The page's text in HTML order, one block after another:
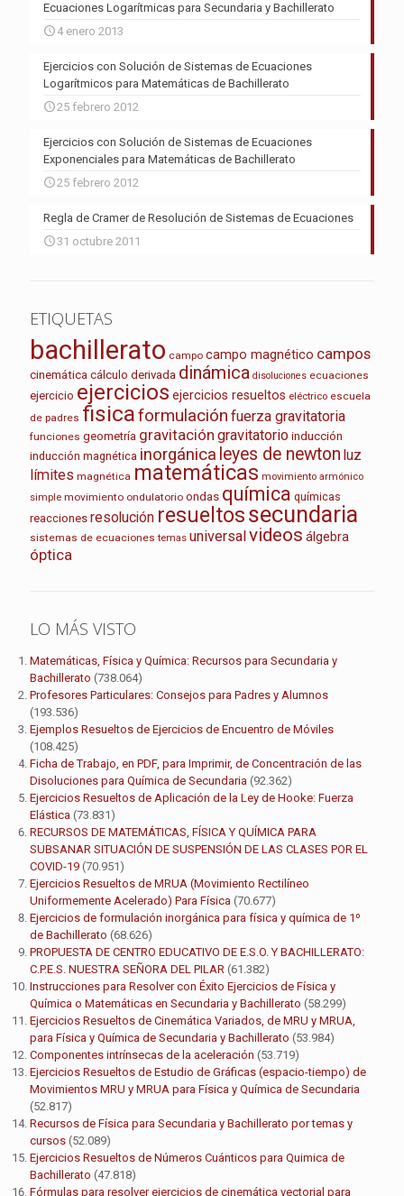
Ecuaciones Logarítmicas para Secundaria y Bachillerato
4 enero 2013
Ejercicios con Solución de Sistemas de Ecuaciones
Logarítmicos para Matemáticas de Bachillerato
25 febrero 2012
Ejercicios con Solución de Sistemas de Ecuaciones
Exponenciales para Matemáticas de Bachillerato
25 febrero 2012
Regla de Cramer de Resolución de Sistemas de Ecuaciones
31 octubre 2011
ETIQUETAS
bachillerato campo campo magnético campos
cinemática cálculo derivada dinámica disoluciones ecuaciones
ejercicio ejercicios ejercicios resueltos eléctrico escuela
de padres fisicaformulación fuerza gravitatoria
funciones geometría gravitación gravitatorio inducción
inducción magnética inorgánica leyes de newton luz
límites magnética matemáticas movimiento armónico
simple movimiento ondulatorio ondas química químicas
reacciones resolución resueltossecundaria
sistemas de ecuaciones temas universal videos álgebra
óptica
LO MÁS VISTO
Matemáticas, Física y Química: Recursos para Secundaria y
Bachillerato (738.064)
Profesores Particulares: Consejos para Padres y Alumnos
(193.536)
Ejemplos Resueltos de Ejercicios de Encuentro de Móviles
(108.425)
Ficha de Trabajo, en PDF, para Imprimir, de Concentración de las
Disoluciones para Química de Secundaria (92.362)
Ejercicios Resueltos de Aplicación de la Ley de Hooke: Fuerza
Elástica (73.831)
RECURSOS DE MATEMÁTICAS, FÍSICA Y QUÍMICA PARA
SUBSANAR SITUACIÓN DE SUSPENSIÓN DE LAS CLASES POR EL
COVID-19 (70.951)
Ejercicios Resueltos de MRUA (Movimiento Rectilíneo
Uniformemente Acelerado) Para Física (70.677)
Ejercicios de formulación inorgánica para física y química de 1º
de Bachillerato (68.626)
PROPUESTA DE CENTRO EDUCATIVO DE E.S.O. Y BACHILLERATO:
C.P.E.S. NUESTRA SEÑORA DEL PILAR (61.382)
Instrucciones para Resolver con Éxito Ejercicios de Física y
Química o Matemáticas en Secundaria y Bachillerato (58.299)
Ejercicios Resueltos de Cinemática Variados, de MRU y MRUA,
para Física y Química de Secundaria y Bachillerato (53.984)
Componentes intrínsecas de la aceleración (53.719)
Ejercicios Resueltos de Estudio de Gráficas (espacio-tiempo) de
Movimientos MRU y MRUA para Física y Química de Secundaria
(52.817)
Recursos de Física para Secundaria y Bachillerato por temas y
cursos (52.089)
Ejercicios Resueltos de Números Cuánticos para Quimica de
Bachillerato (47.818)
Fórmulas para resolver ejercicios de cinemática vectorial para